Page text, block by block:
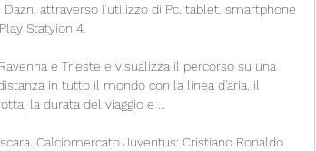
attraverso l’utilizzo di Pc, tablet, smartphone
Statyion 4.
e Trieste e visualizza il percorso su una
in tutto il mondo con la linea d'aria, il
la durata del viaggio e …
Calciomercato Juventus: Cristiano Ronaldo